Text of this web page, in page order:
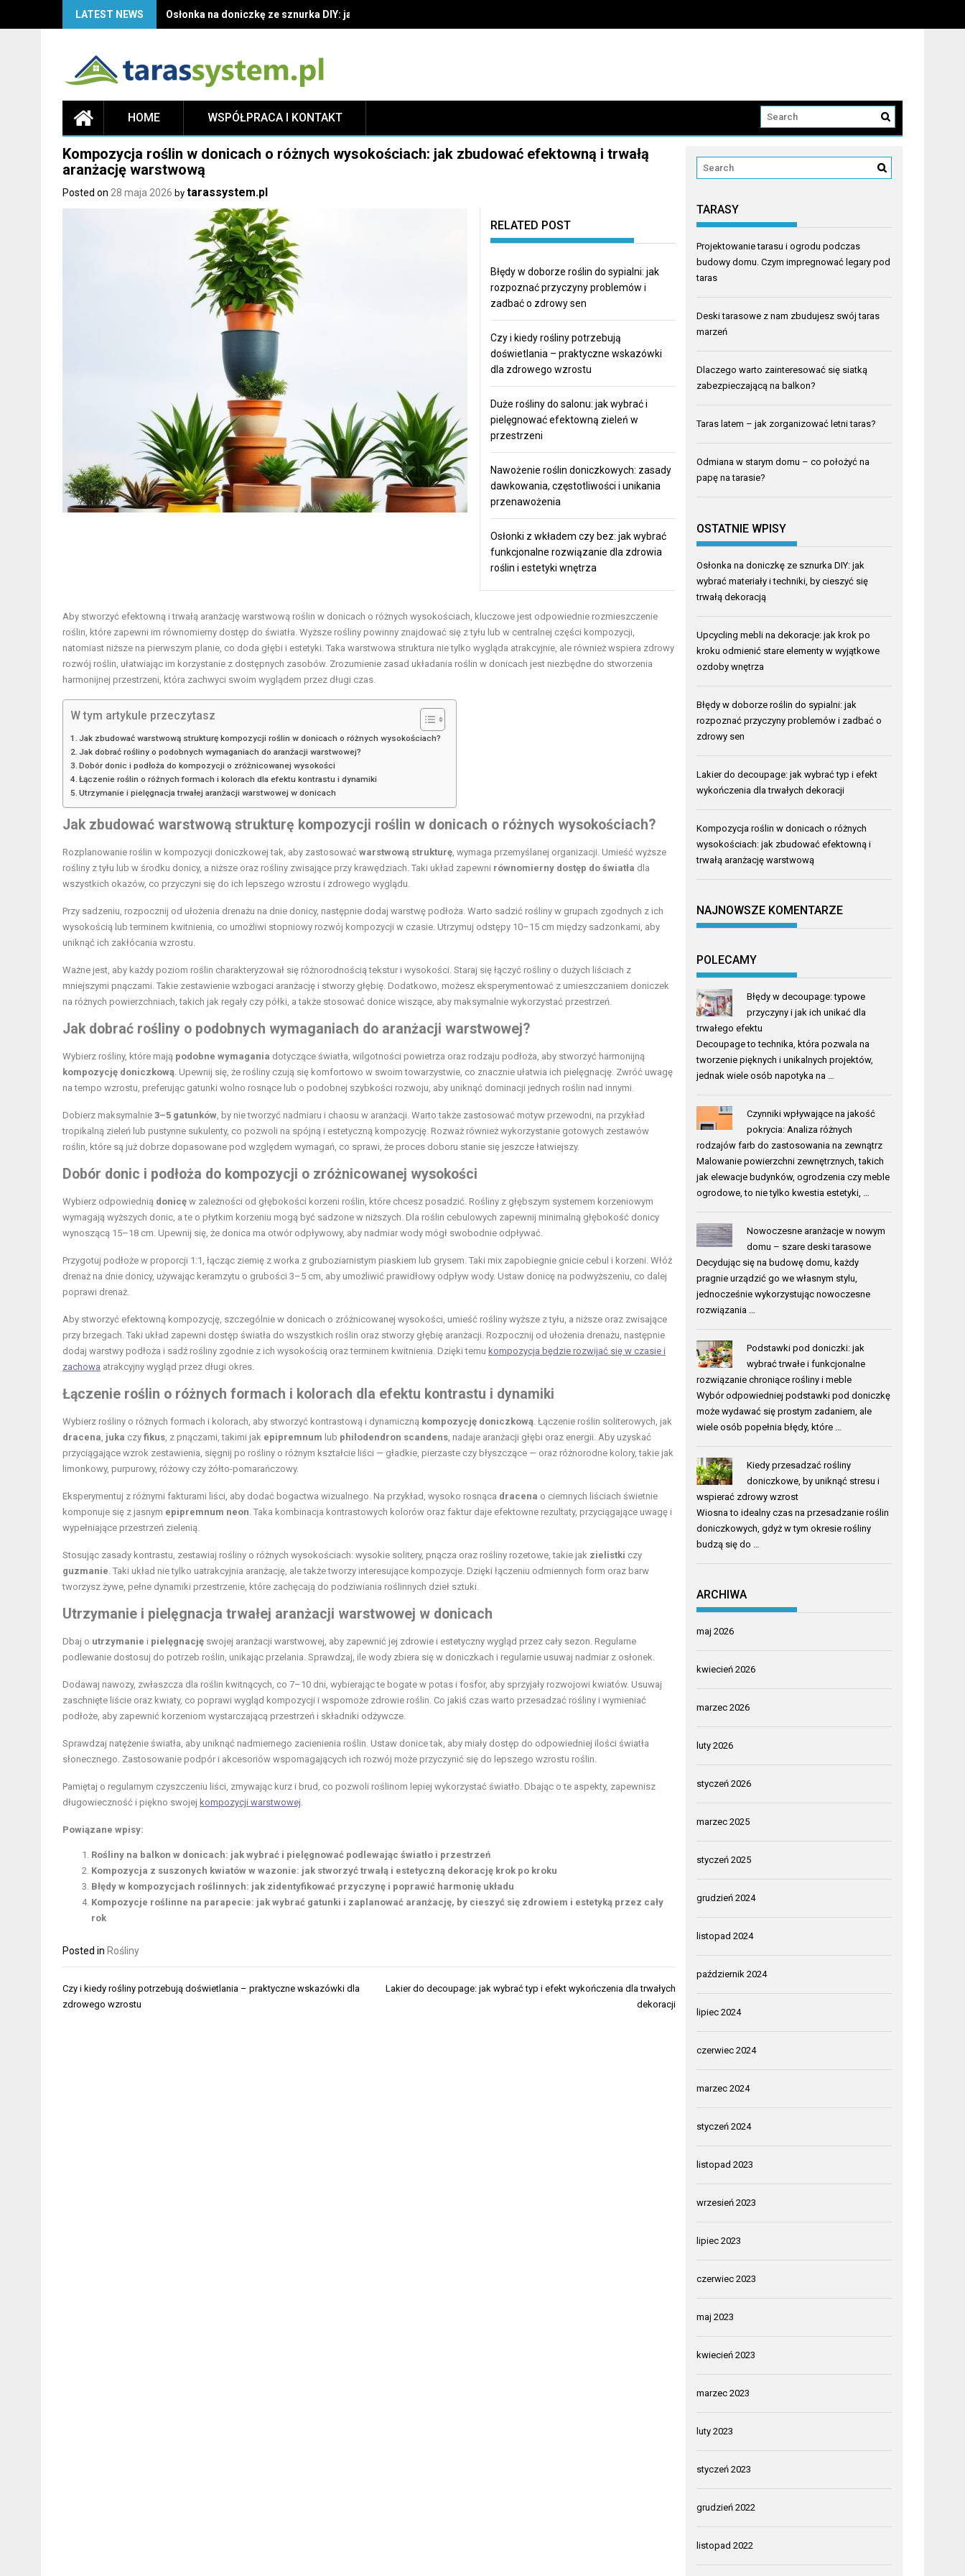
LATEST NEWS Osłonka na doniczkę ze sznurka DIY: jak wybrać materiały i techniki, by cieszyć się trwałą dekoracją
HOME WSPÓŁPRACA I KONTAKT
Kompozycja roślin w donicach o różnych wysokościach: jak zbudować efektowną i trwałą
aranżację warstwową
Posted on 28 maja 2026 by tarassystem.pl
RELATED POST
Błędy w doborze roślin do sypialni: jak
rozpoznać przyczyny problemów i
zadbać o zdrowy sen
Czy i kiedy rośliny potrzebują
doświetlania – praktyczne wskazówki
dla zdrowego wzrostu
Duże rośliny do salonu: jak wybrać i
pielęgnować efektowną zieleń w
przestrzeni
Nawożenie roślin doniczkowych: zasady
dawkowania, częstotliwości i unikania
przenawożenia
Osłonki z wkładem czy bez: jak wybrać
funkcjonalne rozwiązanie dla zdrowia
roślin i estetyki wnętrza
Aby stworzyć efektowną i trwałą aranżację warstwową roślin w donicach o różnych wysokościach, kluczowe jest odpowiednie rozmieszczenie
roślin, które zapewni im równomierny dostęp do światła. Wyższe rośliny powinny znajdować się z tyłu lub w centralnej części kompozycji,
natomiast niższe na pierwszym planie, co doda głębi i estetyki. Taka warstwowa struktura nie tylko wygląda atrakcyjnie, ale również wspiera zdrowy
rozwój roślin, ułatwiając im korzystanie z dostępnych zasobów. Zrozumienie zasad układania roślin w donicach jest niezbędne do stworzenia
harmonijnej przestrzeni, która zachwyci swoim wyglądem przez długi czas.
W tym artykule przeczytasz
Jak zbudować warstwową strukturę kompozycji roślin w donicach o różnych wysokościach?
Jak dobrać rośliny o podobnych wymaganiach do aranżacji warstwowej?
Dobór donic i podłoża do kompozycji o zróżnicowanej wysokości
Łączenie roślin o różnych formach i kolorach dla efektu kontrastu i dynamiki
Utrzymanie i pielęgnacja trwałej aranżacji warstwowej w donicach
Jak zbudować warstwową strukturę kompozycji roślin w donicach o różnych wysokościach?
Rozplanowanie roślin w kompozycji doniczkowej tak, aby zastosować warstwową strukturę , wymaga przemyślanej organizacji. Umieść wyższe
rośliny z tyłu lub w środku donicy, a niższe oraz rośliny zwisające przy krawędziach. Taki układ zapewni równomierny dostęp do światła dla
wszystkich okazów, co przyczyni się do ich lepszego wzrostu i zdrowego wyglądu.
Przy sadzeniu, rozpocznij od ułożenia drenażu na dnie donicy, następnie dodaj warstwę podłoża. Warto sadzić rośliny w grupach zgodnych z ich
wysokością lub terminem kwitnienia, co umożliwi stopniowy rozwój kompozycji w czasie. Utrzymuj odstępy 10–15 cm między sadzonkami, aby
uniknąć ich zakłócania wzrostu.
Ważne jest, aby każdy poziom roślin charakteryzował się różnorodnością tekstur i wysokości. Staraj się łączyć rośliny o dużych liściach z
mniejszymi pnączami. Takie zestawienie wzbogaci aranżację i stworzy głębię. Dodatkowo, możesz eksperymentować z umieszczaniem doniczek
na różnych powierzchniach, takich jak regały czy półki, a także stosować donice wiszące, aby maksymalnie wykorzystać przestrzeń.
Jak dobrać rośliny o podobnych wymaganiach do aranżacji warstwowej?
Wybierz rośliny, które mają podobne wymagania dotyczące światła, wilgotności powietrza oraz rodzaju podłoża, aby stworzyć harmonijną
kompozycję doniczkową . Upewnij się, że rośliny czują się komfortowo w swoim towarzystwie, co znacznie ułatwia ich pielęgnację. Zwróć uwagę
na tempo wzrostu, preferując gatunki wolno rosnące lub o podobnej szybkości rozwoju, aby uniknąć dominacji jednych roślin nad innymi.
Dobierz maksymalnie 3–5 gatunków , by nie tworzyć nadmiaru i chaosu w aranżacji. Warto także zastosować motyw przewodni, na przykład
tropikalną zieleń lub pustynne sukulenty, co pozwoli na spójną i estetyczną kompozycję. Rozważ również wykorzystanie gotowych zestawów
roślin, które są już dobrze dopasowane pod względem wymagań, co sprawi, że proces doboru stanie się jeszcze łatwiejszy.
Dobór donic i podłoża do kompozycji o zróżnicowanej wysokości
Wybierz odpowiednią donicę w zależności od głębokości korzeni roślin, które chcesz posadzić. Rośliny z głębszym systemem korzeniowym
wymagają wyższych donic, a te o płytkim korzeniu mogą być sadzone w niższych. Dla roślin cebulowych zapewnij minimalną głębokość donicy
wynoszącą 15–18 cm. Upewnij się, że donica ma otwór odpływowy, aby nadmiar wody mógł swobodnie odpływać.
Przygotuj podłoże w proporcji 1:1, łącząc ziemię z worka z gruboziarnistym piaskiem lub grysem. Taki mix zapobiegnie gnicie cebul i korzeni. Włóż
drenaż na dnie donicy, używając keramzytu o grubości 3–5 cm, aby umożliwić prawidłowy odpływ wody. Ustaw donicę na podwyższeniu, co dalej
poprawi drenaż.
Aby stworzyć efektowną kompozycję, szczególnie w donicach o zróżnicowanej wysokości, umieść rośliny wyższe z tyłu, a niższe oraz zwisające
przy brzegach. Taki układ zapewni dostęp światła do wszystkich roślin oraz stworzy głębię aranżacji. Rozpocznij od ułożenia drenażu, następnie
dodaj warstwy podłoża i sadź rośliny zgodnie z ich wysokością oraz terminem kwitnienia. Dzięki temu kompozycja będzie rozwijać się w czasie i
zachowa atrakcyjny wygląd przez długi okres.
Łączenie roślin o różnych formach i kolorach dla efektu kontrastu i dynamiki
Wybierz rośliny o różnych formach i kolorach, aby stworzyć kontrastową i dynamiczną kompozycję doniczkową . Łączenie roślin soliterowych, jak
dracena juka czy fikus , z pnączami, takimi jak epipremnum lub philodendron scandens , nadaje aranżacji głębi oraz energii. Aby uzyskać
przyciągające wzrok zestawienia, sięgnij po rośliny o różnym kształcie liści — gładkie, pierzaste czy błyszczące — oraz różnorodne kolory, takie jak
limonkowy, purpurowy, różowy czy żółto-pomarańczowy.
Eksperymentuj z różnymi fakturami liści, aby dodać bogactwa wizualnego. Na przykład, wysoko rosnąca dracena o ciemnych liściach świetnie
komponuje się z jasnym epipremnum neon . Taka kombinacja kontrastowych kolorów oraz faktur daje efektowne rezultaty, przyciągające uwagę i
wypełniające przestrzeń zielenią.
Stosując zasady kontrastu, zestawiaj rośliny o różnych wysokościach: wysokie solitery, pnącza oraz rośliny rozetowe, takie jak zielistki czy
guzmanie . Taki układ nie tylko uatrakcyjnia aranżację, ale także tworzy interesujące kompozycje. Dzięki łączeniu odmiennych form oraz barw
tworzysz żywe, pełne dynamiki przestrzenie, które zachęcają do podziwiania roślinnych dzieł sztuki.
Utrzymanie i pielęgnacja trwałej aranżacji warstwowej w donicach
Dbaj o utrzymanie i pielęgnację swojej aranżacji warstwowej, aby zapewnić jej zdrowie i estetyczny wygląd przez cały sezon. Regularne
podlewanie dostosuj do potrzeb roślin, unikając przelania. Sprawdzaj, ile wody zbiera się w doniczkach i regularnie usuwaj nadmiar z osłonek.
Dodawaj nawozy, zwłaszcza dla roślin kwitnących, co 7–10 dni, wybierając te bogate w potas i fosfor, aby sprzyjały rozwojowi kwiatów. Usuwaj
zaschnięte liście oraz kwiaty, co poprawi wygląd kompozycji i wspomoże zdrowie roślin. Co jakiś czas warto przesadzać rośliny i wymieniać
podłoże, aby zapewnić korzeniom wystarczającą przestrzeń i składniki odżywcze.
Sprawdzaj natężenie światła, aby uniknąć nadmiernego zacienienia roślin. Ustaw donice tak, aby miały dostęp do odpowiedniej ilości światła
słonecznego. Zastosowanie podpór i akcesoriów wspomagających ich rozwój może przyczynić się do lepszego wzrostu roślin.
Pamiętaj o regularnym czyszczeniu liści, zmywając kurz i brud, co pozwoli roślinom lepiej wykorzystać światło. Dbając o te aspekty, zapewnisz
długowieczność i piękno swojej kompozycji warstwowej
Powiązane wpisy:
Rośliny na balkon w donicach: jak wybrać i pielęgnować podlewając światło i przestrzeń
Kompozycja z suszonych kwiatów w wazonie: jak stworzyć trwałą i estetyczną dekorację krok po kroku
Błędy w kompozycjach roślinnych: jak zidentyfikować przyczynę i poprawić harmonię układu
Kompozycje roślinne na parapecie: jak wybrać gatunki i zaplanować aranżację, by cieszyć się zdrowiem i estetyką przez cały
rok
Posted in Rośliny
Nawigacja
wpisu
Czy i kiedy rośliny potrzebują doświetlania – praktyczne wskazówki dla
zdrowego wzrostu
Lakier do decoupage: jak wybrać typ i efekt wykończenia dla trwałych
dekoracji
TARASY
Projektowanie tarasu i ogrodu podczas
budowy domu. Czym impregnować legary pod
taras
Deski tarasowe z nam zbudujesz swój taras
marzeń
Dlaczego warto zainteresować się siatką
zabezpieczającą na balkon?
Taras latem – jak zorganizować letni taras?
Odmiana w starym domu – co położyć na
papę na tarasie?
OSTATNIE WPISY
Osłonka na doniczkę ze sznurka DIY: jak
wybrać materiały i techniki, by cieszyć się
trwałą dekoracją
Upcycling mebli na dekoracje: jak krok po
kroku odmienić stare elementy w wyjątkowe
ozdoby wnętrza
Błędy w doborze roślin do sypialni: jak
rozpoznać przyczyny problemów i zadbać o
zdrowy sen
Lakier do decoupage: jak wybrać typ i efekt
wykończenia dla trwałych dekoracji
Kompozycja roślin w donicach o różnych
wysokościach: jak zbudować efektowną i
trwałą aranżację warstwową
NAJNOWSZE KOMENTARZE
POLECAMY
Błędy w decoupage: typowe
przyczyny i jak ich unikać dla
trwałego efektu
Decoupage to technika, która pozwala na
tworzenie pięknych i unikalnych projektów,
jednak wiele osób napotyka na …
Czynniki wpływające na jakość
pokrycia: Analiza różnych
rodzajów farb do zastosowania na zewnątrz
Malowanie powierzchni zewnętrznych, takich
jak elewacje budynków, ogrodzenia czy meble
ogrodowe, to nie tylko kwestia estetyki, …
Nowoczesne aranżacje w nowym
domu – szare deski tarasowe
Decydując się na budowę domu, każdy
pragnie urządzić go we własnym stylu,
jednocześnie wykorzystując nowoczesne
rozwiązania …
Podstawki pod doniczki: jak
wybrać trwałe i funkcjonalne
rozwiązanie chroniące rośliny i meble
Wybór odpowiedniej podstawki pod doniczkę
może wydawać się prostym zadaniem, ale
wiele osób popełnia błędy, które …
Kiedy przesadzać rośliny
doniczkowe, by uniknąć stresu i
wspierać zdrowy wzrost
Wiosna to idealny czas na przesadzanie roślin
doniczkowych, gdyż w tym okresie rośliny
budzą się do …
ARCHIWA
maj 2026
kwiecień 2026
marzec 2026
luty 2026
styczeń 2026
marzec 2025
styczeń 2025
grudzień 2024
listopad 2024
październik 2024
lipiec 2024
czerwiec 2024
marzec 2024
styczeń 2024
listopad 2023
wrzesień 2023
lipiec 2023
czerwiec 2023
maj 2023
kwiecień 2023
marzec 2023
luty 2023
styczeń 2023
grudzień 2022
listopad 2022